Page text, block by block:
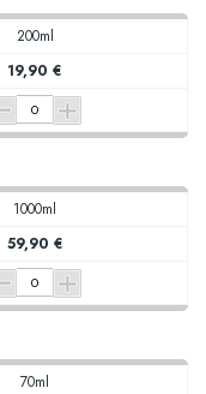
200ml
19,90 €
1000ml
59,90 €
70ml